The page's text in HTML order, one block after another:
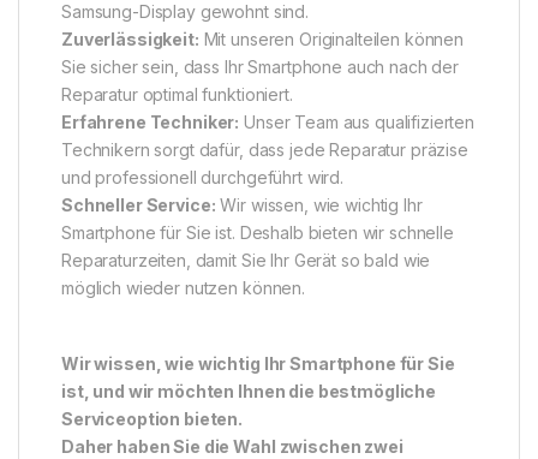
Samsung-Display gewohnt sind.
Zuverlässigkeit: Mit unseren Originalteilen können
Sie sicher sein, dass Ihr Smartphone auch nach der
Reparatur optimal funktioniert.
Erfahrene Techniker: Unser Team aus qualifizierten
Technikern sorgt dafür, dass jede Reparatur präzise
und professionell durchgeführt wird.
Schneller Service: Wir wissen, wie wichtig Ihr
Smartphone für Sie ist. Deshalb bieten wir schnelle
Reparaturzeiten, damit Sie Ihr Gerät so bald wie
möglich wieder nutzen können.
Wir wissen, wie wichtig Ihr Smartphone für Sie
ist, und wir möchten Ihnen die bestmögliche
Serviceoption bieten.
Daher haben Sie die Wahl zwischen zwei